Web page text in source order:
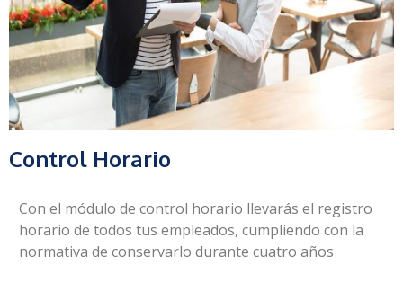
Control Horario
Con el módulo de control horario llevarás el registro
horario de todos tus empleados, cumpliendo con la
normativa de conservarlo durante cuatro años